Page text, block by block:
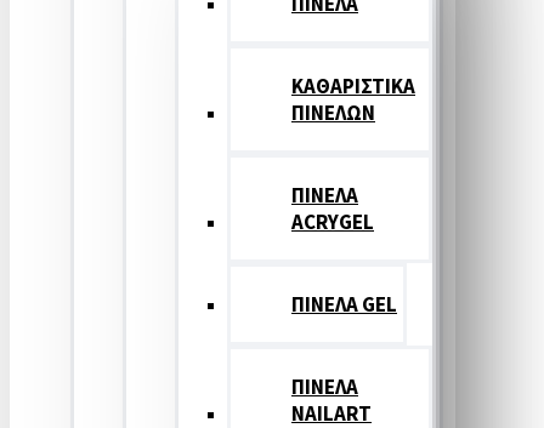
ΚΑΘΑΡΙΣΤΙΚΑ
ΠΙΝΕΛΩΝ
ΠΙΝΕΛΑ
ACRYGEL
ΠΙΝΕΛΑ GEL
ΠΙΝΕΛΑ
NAILART